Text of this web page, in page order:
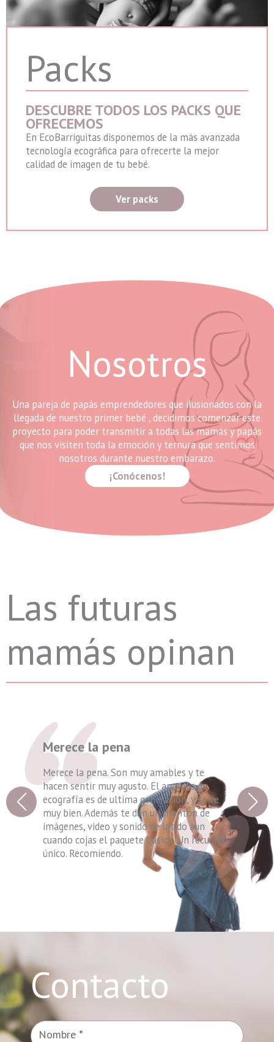
Packs
DESCUBRE TODOS LOS PACKS QUE
OFRECEMOS
En EcoBarriguitas disponemos de la más avanzada
tecnología ecográfica para ofrecerte la mejor
calidad de imagen de tu bebé.
Ver packs
Nosotros
Una pareja de papás emprendedores que ilusionados con la
llegada de nuestro primer bebé , decidimos comenzar este
proyecto para poder transmitir a todas las mamás y papás
que nos visiten toda la emoción y ternura que sentimos
nosotros durante nuestro embarazo.
¡Conócenos!
Las futuras
mamás opinan
Un momento mágico
Sois como hadas, hacéis magia y eso hemos
sentido al ver a nuestros mofletitos. Gracias
por ser como sois.
Contacto
Contacto
Nombre *